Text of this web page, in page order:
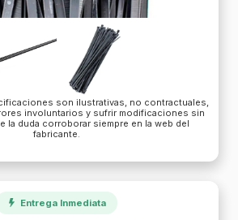
son ilustrativas, no contractuales,
involuntarios y sufrir modificaciones sin
la duda corroborar siempre en la web del
fabricante.
Entrega Inmediata